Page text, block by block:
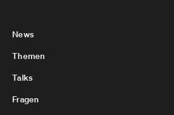
News
Themen
Talks
Fragen